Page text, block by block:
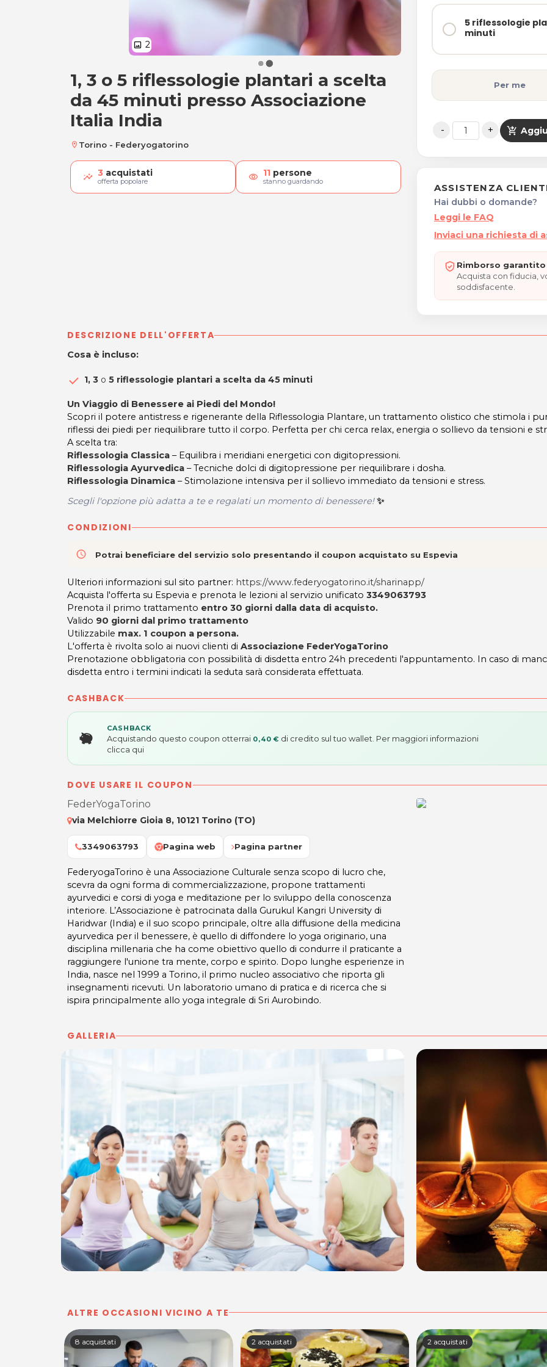
image 2
1, 3 o 5 riflessologie plantari da 45 minuti
1, 3 o 5 riflessologie plantari a scelta
da 45 minuti presso Associazione
Italia India
location_on Torino - Federyogatorino
3 acquistati
offerta popolare visibility 11 persone
stanno guardando
5 riflessologie
minuti
Per me
shopping_cart_checkout
ASSISTENZA
Hai dubbi o domande?
Leggi le FAQ
Inviaci una richiesta di
Rimborso
Acquista con fiducia,
soddisfacente.
DESCRIZIONE DELL'OFFERTA
Cosa è incluso:
1, 3 o 5 riflessologie plantari a scelta da 45 minuti
Un Viaggio di Benessere ai Piedi del Mondo!
Scopri il potere antistress e rigenerante della Riflessologia Plantare, un trattamento olistico che stimola i
riflessi dei piedi per riequilibrare tutto il corpo. Perfetta per chi cerca relax, energia o sollievo da tensioni e
A scelta tra:
Riflessologia Classica – Equilibra i meridiani energetici con digitopressioni.
Riflessologia Ayurvedica – Tecniche dolci di digitopressione per riequilibrare i dosha.
Riflessologia Dinamica – Stimolazione intensiva per il sollievo immediato da tensioni e stress.
Scegli l'opzione più adatta a te e regalati un momento di benessere!✨
CONDIZIONI
access_time Potrai beneficiare del servizio solo presentando il coupon acquistato su Espevia
Ulteriori informazioni sul sito partner: https://www.federyogatorino.it/sharinapp/
Acquista l'offerta su Espevia e prenota le lezioni al servizio unificato 3349063793
Prenota il primo trattamento entro 30 giorni dalla data di acquisto.
Valido 90 giorni dal primo trattamento
Utilizzabile max. 1 coupon a persona.
L'offerta è rivolta solo ai nuovi clienti di Associazione FederYogaTorino
Prenotazione obbligatoria con possibilità di disdetta entro 24h precedenti l'appuntamento. In caso di
disdetta entro i termini indicati la seduta sarà considerata effettuata.
CASHBACK
CASHBACK
Acquistando questo coupon otterrai 0,40 € di credito sul tuo wallet. Per maggiori informazioni
clicca qui
DOVE USARE IL COUPON
FederYogaTorino
via Melchiorre Gioia 8, 10121 Torino (TO)
3349063793 Pagina web Pagina partner
FederyogaTorino è una Associazione Culturale senza scopo di lucro che,
scevra da ogni forma di commercializzazione, propone trattamenti
ayurvedici e corsi di yoga e meditazione per lo sviluppo della conoscenza
interiore. L’Associazione è patrocinata dalla Gurukul Kangri University di
Haridwar (India) e il suo scopo principale, oltre alla diffusione della medicina
ayurvedica per il benessere, è quello di diffondere lo yoga originario, una
disciplina millenaria che ha come obiettivo quello di condurre il praticante a
raggiungere l'unione tra mente, corpo e spirito. Dopo lunghe esperienze in
India, nasce nel 1999 a Torino, il primo nucleo associativo che riporta gli
insegnamenti ricevuti. Un laboratorio umano di pratica e di ricerca che si
ispira principalmente allo yoga integrale di Sri Aurobindo.
GALLERIA
ALTRE OCCASIONI VICINO A TE
8 acquistati 2 acquistati 2 acquistati